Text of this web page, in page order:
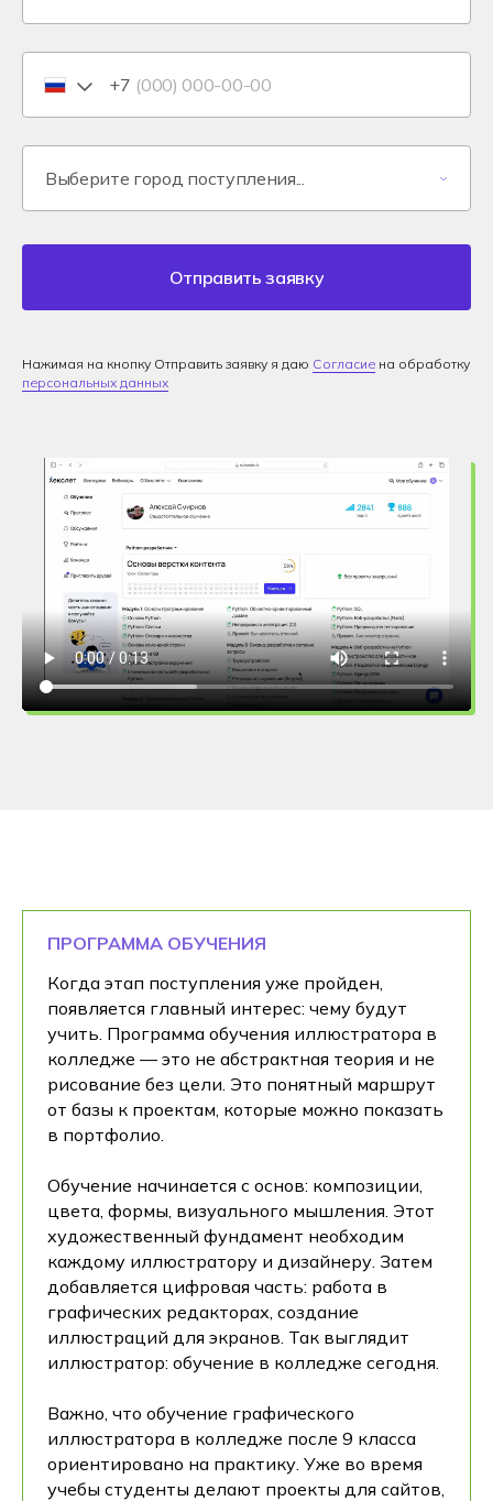
+7
Отправить заявку
Нажимая на кнопку Отправить заявку я даю Согласие на обработку
персональных данных
ПРОГРАММА ОБУЧЕНИЯ
Когда этап поступления уже пройден,
появляется главный интерес: чему будут
учить. Программа обучения иллюстратора в
колледже — это не абстрактная теория и не
рисование без цели. Это понятный маршрут
от базы к проектам, которые можно показать
в портфолио.
Обучение начинается с основ: композиции,
цвета, формы, визуального мышления. Этот
художественный фундамент необходим
каждому иллюстратору и дизайнеру. Затем
добавляется цифровая часть: работа в
графических редакторах, создание
иллюстраций для экранов. Так выглядит
иллюстратор: обучение в колледже сегодня.
Важно, что обучение графического
иллюстратора в колледже после 9 класса
ориентировано на практику. Уже во время
учебы студенты делают проекты для сайтов,